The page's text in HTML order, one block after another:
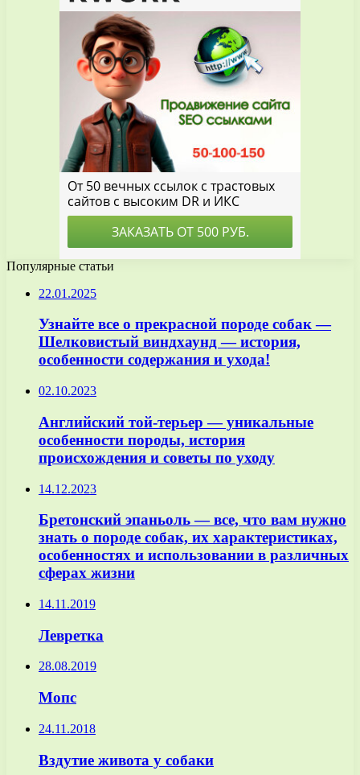
Популярные статьи
22.01.2025
Узнайте все о прекрасной породе собак —
Шелковистый виндхаунд — история,
особенности содержания и ухода!
02.10.2023
Английский той-терьер — уникальные
особенности породы, история
происхождения и советы по уходу
14.12.2023
Бретонский эпаньоль — все, что вам нужно
знать о породе собак, их характеристиках,
особенностях и использовании в различных
сферах жизни
14.11.2019
Левретка
28.08.2019
Мопс
24.11.2018
Вздутие живота у собаки